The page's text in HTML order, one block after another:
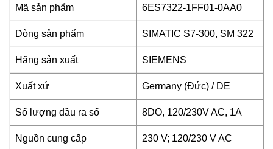
Mã sản phẩm 6ES7322-1FF01-0AA0
Dòng sản phẩm SIMATIC S7-300, SM 322
Hãng sản xuất SIEMENS
Xuất xứ Germany (Đức) / DE
Số lượng đầu ra số 8DO, 120/230V AC, 1A
Nguồn cung cấp 230 V; 120/230 V AC